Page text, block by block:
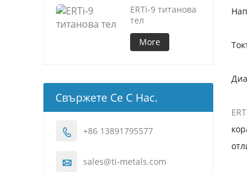
ERTi-9 титанова
тел
More
Свържете Се С Нас.
 +86 13891795577
 sales@ti-metals.com